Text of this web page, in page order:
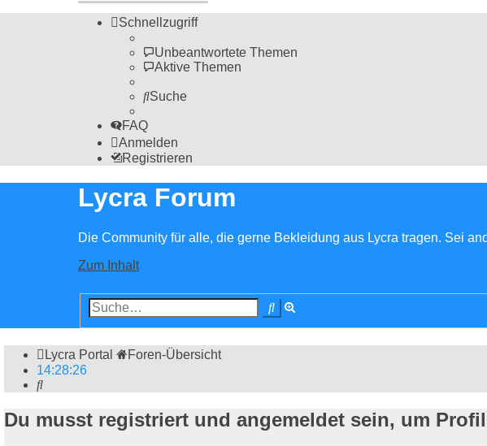
Schnellzugriff
Unbeantwortete Themen
Aktive Themen
Suche
FAQ
Anmelden
Registrieren
Lycra Forum
Die Community für alle, die gerne Bekleidung aus Lycra tragen. Sei
Zum Inhalt
Suche
Lycra Portal
Foren-Übersicht
14:28:26
Suche
Du musst registriert und angemeldet sein, um